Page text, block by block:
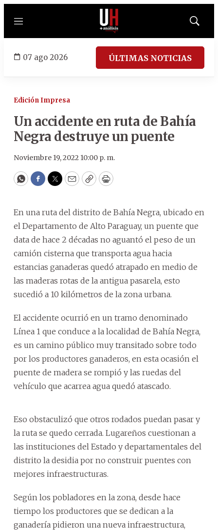
Menú
Mostrar
07 ago 2026 ÚLTIMAS NOTICIAS
Edición Impresa
Un accidente en ruta de Bahía
Negra destruye un puente
Noviembre 19, 2022 10:00 p. m.
WhatsApp
Facebook
Twitter
EmailCopyPrint
En una ruta del distrito de Bahía Negra, ubicado en
el Departamento de Alto Paraguay, un puente que
data de hace 2 décadas no aguantó el peso de un
camión cisterna que transporta agua hacia
estancias ganaderas quedó atrapado en medio de
las maderas rotas de la antigua pasarela, esto
sucedió a 10 kilómetros de la zona urbana.
El accidente ocurrió en un tramo denominado
Línea 1 que conduce a la localidad de Bahía Negra,
es un camino público muy transitado sobre todo
por los productores ganaderos, en esta ocasión el
puente de madera se rompió y las ruedas del
vehículo que acarrea agua quedó atascado.
Eso obstaculizó que otros rodados puedan pasar y
la ruta se quedo cerrada. Lugareños cuestionan a
las instituciones del Estado y departamentales del
distrito la desidia por no construir puentes con
mejores infraestructuras.
Según los pobladores en la zona, desde hace
tiempo los productores que se dedican a la
ganadería pidieron una nueva infraestructura,